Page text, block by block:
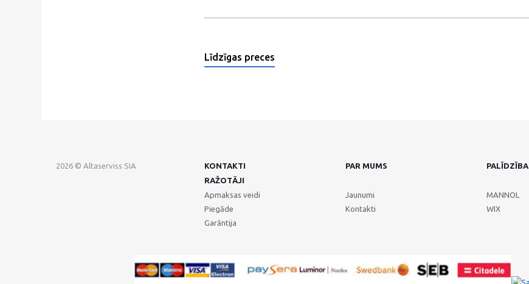
Līdzīgas preces
2026 © Altaserviss SIA KONTAKTI PAR MUMS
PALĪDZĪBA
RAŽOTĀJI
Apmaksas veidi
Piegāde
Garāntija
Jaunumi
Kontakti
MANNOL
WIX